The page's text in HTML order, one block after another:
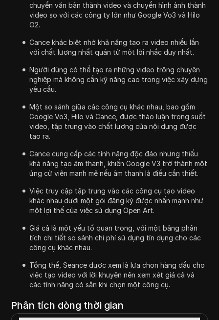
chuyển văn bản thành video và chuyển hình ảnh thành
video so với các công ty lớn như Google Vo3 và Hilo
O2.
Cance khác biệt nhờ khả năng tạo ra video nhiều lần
với chất lượng nhất quán từ một lời nhắc duy nhất.
Người dùng có thể tạo ra những video trông chuyên
nghiệp mà không cần kỹ năng cao trong việc xây dựng
yêu cầu.
Một so sánh giữa các công cụ khác nhau, bao gồm
Google Vo3, Hilo và Cance, được thảo luận trong suốt
video, tập trung vào chất lượng của nội dung được
tạo ra.
Cance cung cấp các tính năng độc đáo nhưng thiếu
khả năng tạo âm thanh, khiến Google V3 trở thành một
ứng cử viên mạnh mẽ nếu âm thanh là điều cần thiết.
Việc truy cập tập trung vào các công cụ tạo video
khác nhau dưới một gói đăng ký được nhấn mạnh như
một lợi thế của việc sử dụng Open Art.
Giá cả là một yếu tố quan trọng, với một bảng phân
tích chi tiết so sánh chi phí sử dụng tín dụng cho các
công cụ khác nhau.
Tổng thể, Seance được xem là lựa chọn hàng đầu cho
việc tạo video với lời khuyên nên xem xét giá cả và
các tính năng có sẵn khi chọn một công cụ.
Phân tích dòng thời gian